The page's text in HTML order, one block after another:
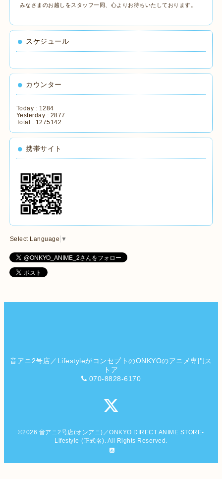
みなさまのお越しをスタッフ一同、心よりお待ちいたしております。
スケジュール
カウンター
Today : 1284
Yesterday : 2877
Total : 1275142
携帯サイト
Select Language ▼
音アニ2号店／LifestyleがコンセプトのONKYOのアニメ専門ス
トア
070-8828-6170
©2026 音アニ2号店(オンアニ)／ONKYO DIRECT ANIME STORE-
Lifestyle-(正式名). All Rights Reserved.